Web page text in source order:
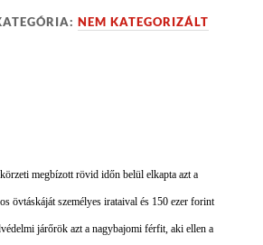
NEM KATEGORIZÁLT
megbízott rövid időn belül elkapta azt a
övtáskáját személyes irataival és 150 ezer forint
járőrök azt a nagybajomi férfit, aki ellen a